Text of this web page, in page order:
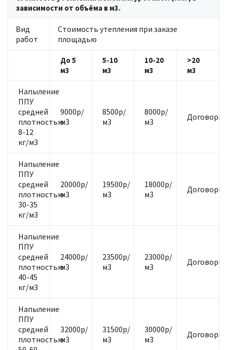
зависимости от объёма в м3.
Вид
работ
Стоимость утепления при заказе
площадью
До 5
м3
5-10
м3
10-20
м3
>20
м3
Напыление
ППУ
средней
плотностью
8-12
кг/м3
9000р/
м3
8500р/
м3
8000р/
м3
Напыление
ППУ
средней
плотностью
30-35
кг/м3
20000р/
м3
19500р/
м3
18000р/
м3
Напыление
ППУ
средней
плотностью
40-45
кг/м3
24000р/
м3
23500р/
м3
23000р/
м3
Напыление
ППУ
средней
плотностью
32000р/
м3
31500р/
м3
30000р/
м3